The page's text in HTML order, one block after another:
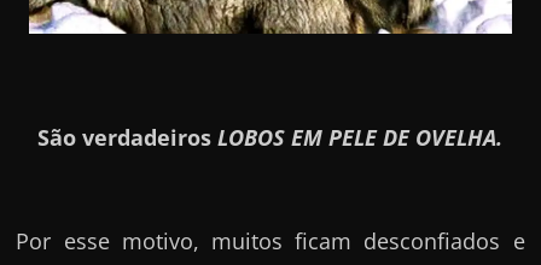
São verdadeirosLOBOS EM PELE DE OVELHA.
Por esse motivo, muitos ficam desconfiados e